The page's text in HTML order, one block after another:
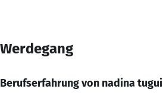
Werdegang
Berufserfahrung von nadina tugui